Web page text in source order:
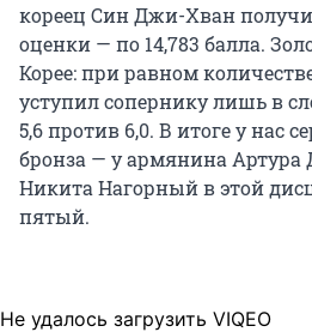
кореец Син Джи-Хван
оценки — по 14,783 балла.
Корее: при равном
уступил сопернику лишь в
5,6 против 6,0. В итоге у нас
бронза — у армянина Артура
Никита Нагорный в этой
пятый.
Не удалось загрузить VIQEO